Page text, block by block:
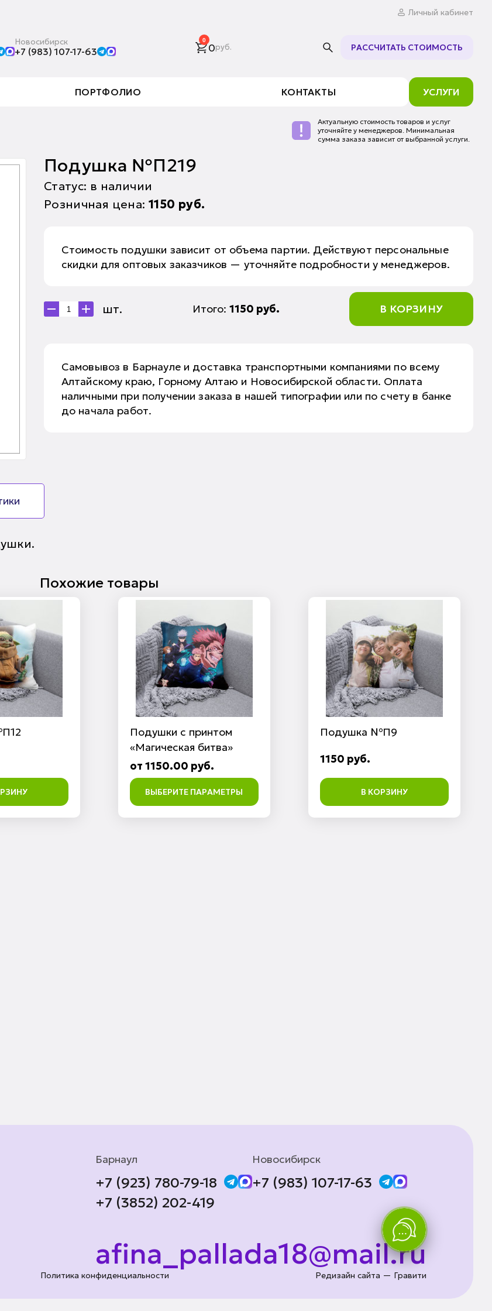
Личный кабинет
Новосибирск
+7 (983) 107-17-63
0
0руб. РАССЧИТАТЬ СТОИМОСТЬ
ПОРТФОЛИО КОНТАКТЫ УСЛУГИ
Актуальную стоимость товаров и услуг
уточняйте у менеджеров. Минимальная
сумма заказа зависит от выбранной услуги.
Подушка №П219
Статус: в наличии
Розничная цена: 1150 руб.
Стоимость подушки зависит от объема партии. Действуют персональные
скидки для оптовых заказчиков — уточняйте подробности у менеджеров.
шт. Итого: 1150 руб. В КОРЗИНУ
Самовывоз в Барнауле и доставка транспортными компаниями по всему
Алтайскому краю, Горному Алтаю и Новосибирской области. Оплата
наличными при получении заказа в нашей типографии или по счету в банке
до начала работ.
Похожие товары
Подушки с принтом
«Магическая битва»
от 1150.00 руб.
ВЫБЕРИТЕ ПАРАМЕТРЫ
Подушка №П9
1150 руб.
В КОРЗИНУ
Барнаул
+7 (923) 780-79-18
+7 (3852) 202-419
Новосибирск
+7 (983) 107-17-63
afina_pallada18@mail.ru
Политика конфиденциальности Редизайн сайта — Гравити